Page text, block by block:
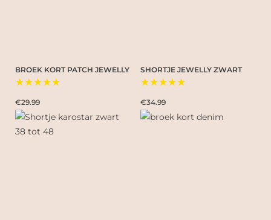
BROEK KORT PATCH JEWELLY
★★★★★
€29.99
SHORTJE JEWELLY ZWART
★★★★★
€34.99